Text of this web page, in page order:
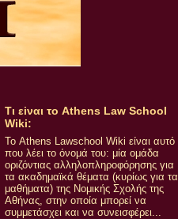
Τι εiναι το Athens Law School
Wiki:
Το Athens Lawschool Wiki είναι αυτό
που λέει το όνομά του: μία ομάδα
οριζόντιας αλληλοπληροφόρησης για
τα ακαδημαϊκά θέματα (κυρίως για τα
μαθήματα) της Νομικής Σχολής της
Αθήνας, στην οποία μπορεί να
συμμετάσχει και να συνεισφέρει...